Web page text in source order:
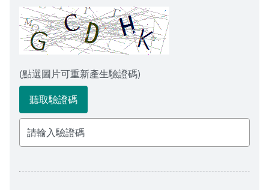
(點選圖片可重新產生驗證碼)
聽取驗證碼